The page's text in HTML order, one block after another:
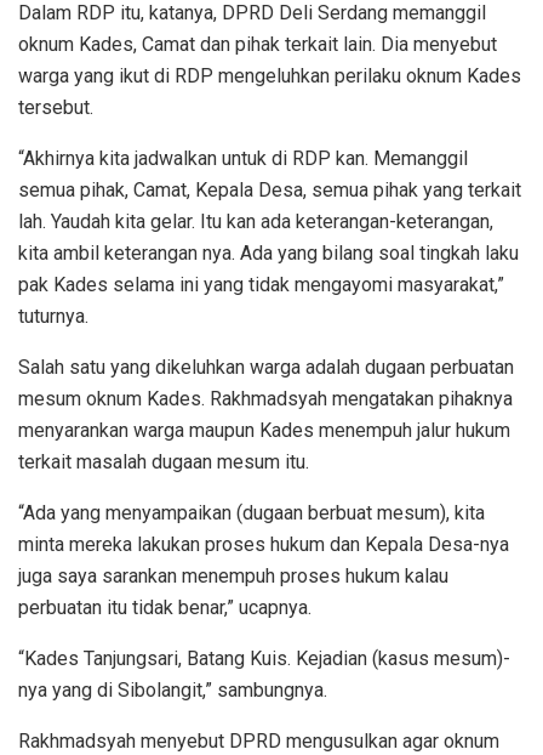
Dalam RDP itu, katanya, DPRD Deli Serdang memanggil
oknum Kades, Camat dan pihak terkait lain. Dia menyebut
warga yang ikut di RDP mengeluhkan perilaku oknum Kades
tersebut.
“Akhirnya kita jadwalkan untuk di RDP kan. Memanggil
semua pihak, Camat, Kepala Desa, semua pihak yang terkait
lah. Yaudah kita gelar. Itu kan ada keterangan-keterangan,
kita ambil keterangan nya. Ada yang bilang soal tingkah laku
pak Kades selama ini yang tidak mengayomi masyarakat,”
tuturnya.
Salah satu yang dikeluhkan warga adalah dugaan perbuatan
mesum oknum Kades. Rakhmadsyah mengatakan pihaknya
menyarankan warga maupun Kades menempuh jalur hukum
terkait masalah dugaan mesum itu.
“Ada yang menyampaikan (dugaan berbuat mesum), kita
minta mereka lakukan proses hukum dan Kepala Desa-nya
juga saya sarankan menempuh proses hukum kalau
perbuatan itu tidak benar,” ucapnya.
“Kades Tanjungsari, Batang Kuis. Kejadian (kasus mesum)-
nya yang di Sibolangit,” sambungnya.
Rakhmadsyah menyebut DPRD mengusulkan agar oknum